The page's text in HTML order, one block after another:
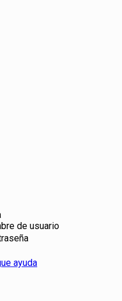
de usuario
ayuda